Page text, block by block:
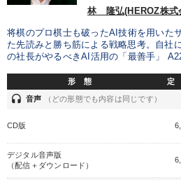
【1月】音声・映像
2025年夏季全国経営者セミナー収録
タル版（音声／動画ストリーミング
業種
製造業
IT・サービス・金融業 コンサル
林 隆弘(HEROZ株式
将棋のプロ棋士も破ったAI技術を用いた
た先読みと勝ち筋による戦略思考。自社
の社長がやるべきAI活用の「最善手」
形 態 定
headset 音声 （どの形態でも内容は同じです）
CD版
デジタル音声版
（配信＋ダウンロード）